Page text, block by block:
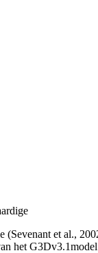
et al.,
het